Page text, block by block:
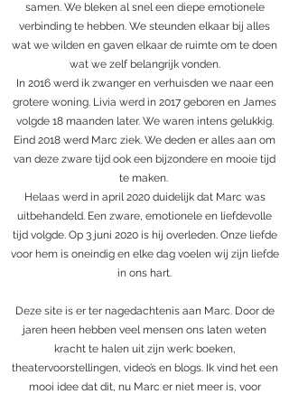
samen. We bleken al snel een diepe emotionele
verbinding te hebben. We steunden elkaar bij alles
wat we wilden en gaven elkaar de ruimte om te doen
wat we zelf belangrijk vonden.
In 2016 werd ik zwanger en verhuisden we naar een
grotere woning. Livia werd in 2017 geboren en James
volgde 18 maanden later. We waren intens gelukkig.
Eind 2018 werd Marc ziek. We deden er alles aan om
van deze zware tijd ook een bijzondere en mooie tijd
te maken.
Helaas werd in april 2020 duidelijk dat Marc was
uitbehandeld. Een zware, emotionele en liefdevolle
tijd volgde. Op 3 juni 2020 is hij overleden. Onze liefde
voor hem is oneindig en elke dag voelen wij zijn liefde
in ons hart.
Deze site is er ter nagedachtenis aan Marc. Door de
jaren heen hebben veel mensen ons laten weten
kracht te halen uit zijn werk: boeken,
theatervoorstellingen, video’s en blogs. Ik vind het een
mooi idee dat dit, nu Marc er niet meer is, voor